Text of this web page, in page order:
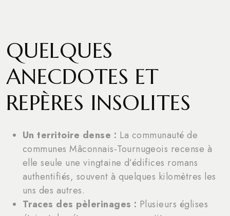
QUELQUES
ANECDOTES ET
REPÈRES INSOLITES
Un territoire dense : La communauté de
communes Mâconnais-Tournugeois recense à
elle seule une vingtaine d’édifices romans
authentifiés, souvent à quelques kilomètres les
uns des autres.
Traces des pèlerinages : Plusieurs églises